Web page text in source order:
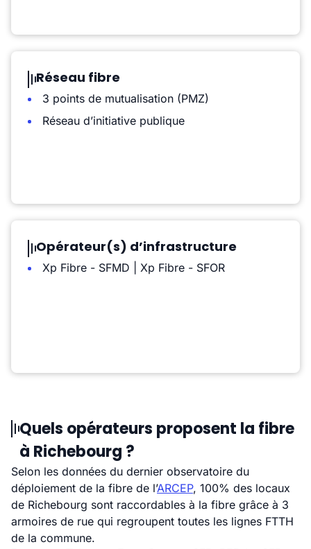
Réseau fibre
3 points de mutualisation (PMZ)
Réseau d’initiative publique
Opérateur(s) d’infrastructure
Xp Fibre - SFMD | Xp Fibre - SFOR
Quels opérateurs proposent la fibre
à Richebourg ?
Selon les données du dernier observatoire du
déploiement de la fibre de l’ARCEP, 100% des locaux
de Richebourg sont raccordables à la fibre grâce à 3
armoires de rue qui regroupent toutes les lignes FTTH
de la commune.